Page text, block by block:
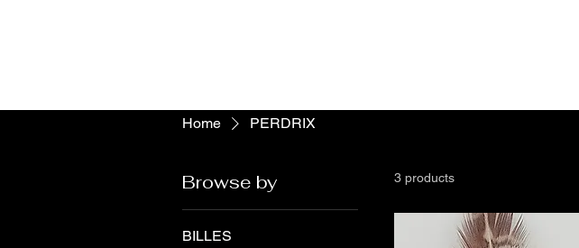
Home PERDRIX
Browse by
BILLES
3 products